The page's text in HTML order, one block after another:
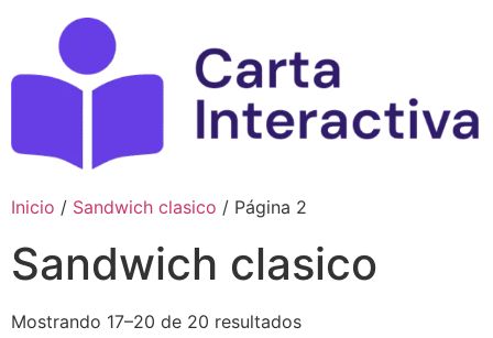
contenido
Inicio / Sandwich clasico / Página 2
Sandwich clasico
Mostrando 17–20 de 20 resultados